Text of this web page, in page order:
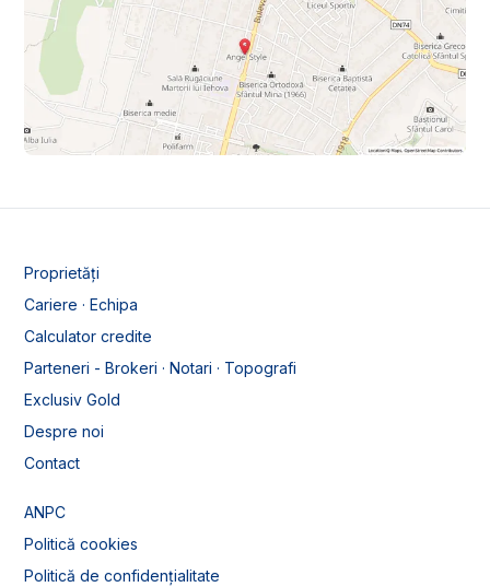
Proprietăți
Cariere · Echipa
Calculator credite
Parteneri - Brokeri · Notari · Topografi
Exclusiv Gold
Despre noi
Contact
ANPC
Politică cookies
Politică de confidențialitate